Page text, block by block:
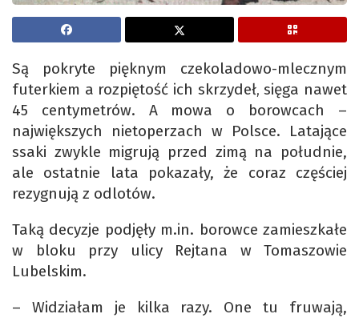
Są pokryte pięknym czekoladowo-mlecznym
futerkiem a rozpiętość ich skrzydeł‚ sięga nawet
45 centymetrów. A mowa o borowcach –
największych nietoperzach w Polsce. Latające
ssaki zwykle migrują przed zimą na południe,
ale ostatnie lata pokazały, że coraz częściej
rezygnują z odlotów.
Taką decyzje podjęły m.in. borowce zamieszkałe
w bloku przy ulicy Rejtana w Tomaszowie
Lubelskim.
– Widziałam je kilka razy. One tu fruwają,